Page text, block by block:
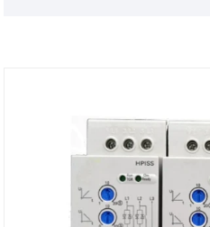
DL/T645-2007 および
て設計および製造されてい